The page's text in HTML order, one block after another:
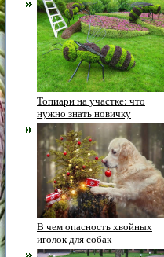
Топиари на участке: что
нужно знать новичку
В чем опасность хвойных
иголок для собак